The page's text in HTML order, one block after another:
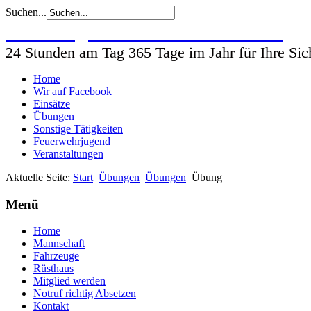
Suchen...
24 Stunden am Tag 365 Tage im Jahr für Ihre
Home
Wir auf Facebook
Einsätze
Übungen
Sonstige Tätigkeiten
Feuerwehrjugend
Veranstaltungen
Aktuelle Seite: Start Übungen Übungen Übung
Menü
Home
Mannschaft
Fahrzeuge
Rüsthaus
Mitglied werden
Notruf richtig Absetzen
Kontakt